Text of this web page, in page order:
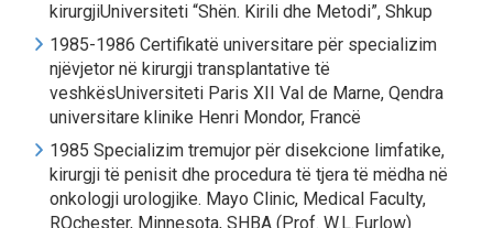
kirurgjiUniversiteti “Shën. Kirili dhe Metodi”, Shkup
1985-1986 Certifikatë universitare për specializim
njëvjetor në kirurgji transplantative të
veshkësUniversiteti Paris XII Val de Marne, Qendra
universitare klinike Henri Mondor, Francë
1985 Specializim tremujor për disekcione limfatike,
kirurgji të penisit dhe procedura të tjera të mëdha në
onkologji urologjike. Mayo Clinic, Medical Faculty,
ROchester, Minnesota, SHBA (Prof. W.L.Furlow)